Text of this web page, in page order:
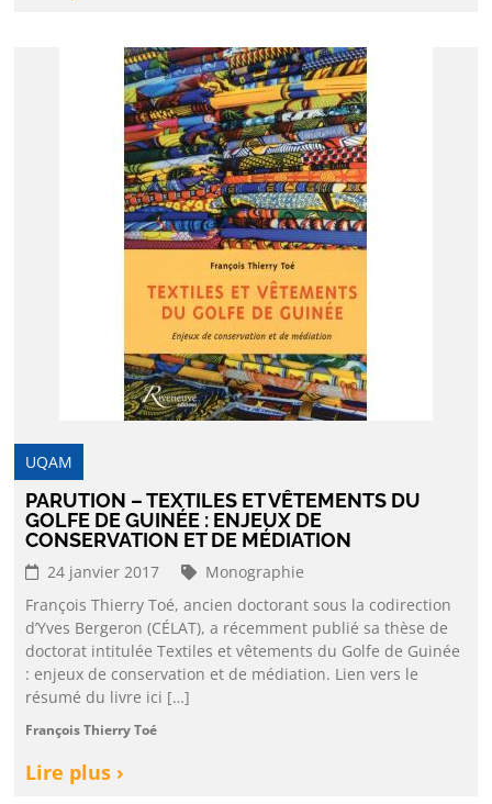
UQAM
PARUTION – TEXTILES ET VÊTEMENTS DU
GOLFE DE GUINÉE : ENJEUX DE
CONSERVATION ET DE MÉDIATION
24 janvier 2017
Monographie
François Thierry Toé, ancien doctorant sous la codirection
d’Yves Bergeron (CÉLAT), a récemment publié sa thèse de
doctorat intitulée Textiles et vêtements du Golfe de Guinée
: enjeux de conservation et de médiation. Lien vers le
résumé du livre ici […]
François Thierry Toé
Lire plus ›